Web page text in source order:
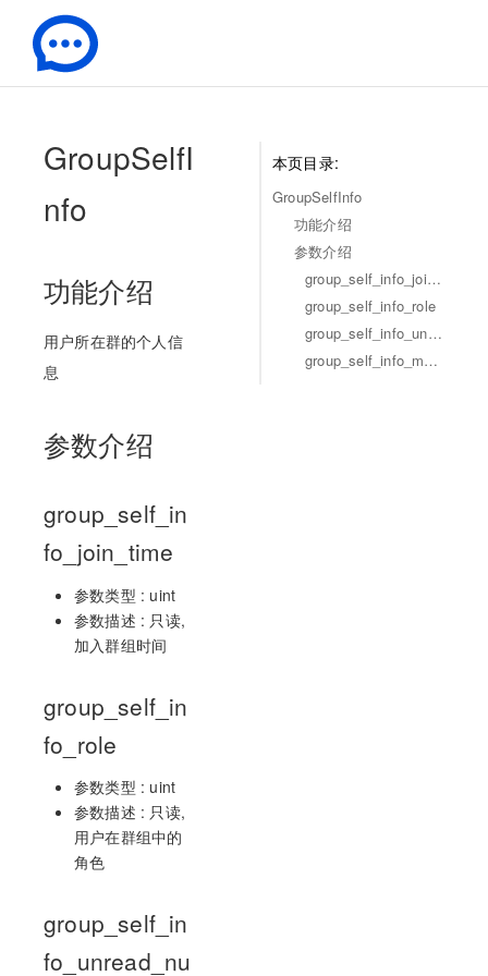
本页目录:
GroupSelfInfo
功能介绍
参数介绍
group_self_info_join_time
group_self_info_role
group_self_info_unread_num
group_self_info_msg_flag
-
GroupSelfI
nfo
功能介绍
用户所在群的个人信
息
参数介绍
group_self_in
fo_join_time
参数类型 : uint
参数描述 : 只读,
加入群组时间
group_self_in
fo_role
参数类型 : uint
参数描述 : 只读,
用户在群组中的
角色
group_self_in
fo_unread_nu